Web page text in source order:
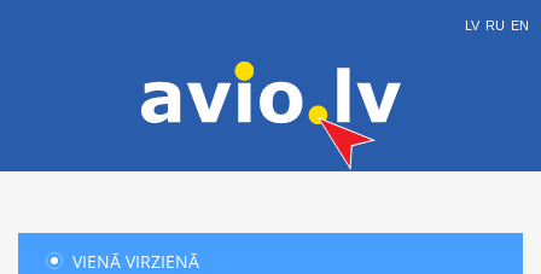
LV RU EN
VIENĀ VIRZIENĀ